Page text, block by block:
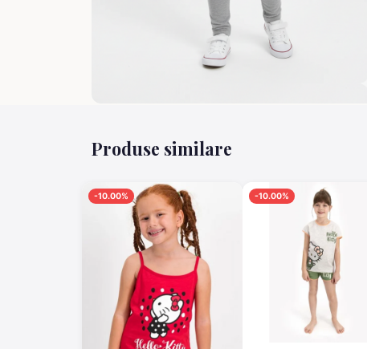
Produse similare
-10.00% -10.00%